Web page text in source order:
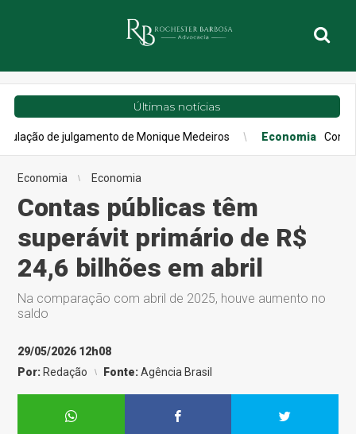
Últimas notícias
de Monique Medeiros Economia Confiança do
Economia Economia
Contas públicas têm
superávit primário de R$
24,6 bilhões em abril
Na comparação com abril de 2025, houve aumento no
saldo
29/05/2026 12h08
Por: Redação Fonte:Agência Brasil